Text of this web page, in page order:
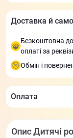
Доставка й
Безкоштовна
оплаті за
Обмін і
Оплата
Опис Дитячі